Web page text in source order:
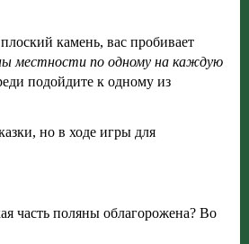
камень, вас пробивает
местности по одному на каждую
подойдите к одному из
но в ходе игры для
часть поляны облагорожена? Во